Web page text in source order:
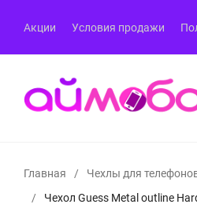
Акции Условия продажи
Главная / Чехлы для
/
Чехол Guess Metal outline